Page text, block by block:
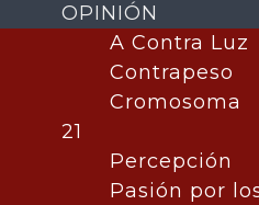
Canales de
alcanzan 70%
limpieza
OPINIÓN
A Contra Luz
Contrapeso
Cromosoma
21
Percepción
Pasión por